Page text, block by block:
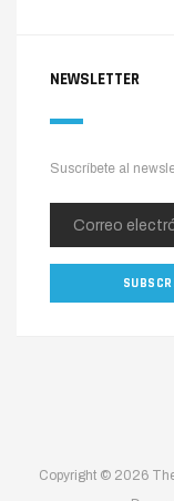
NEWSLETTER
Suscríbete al
Copyright © 2026